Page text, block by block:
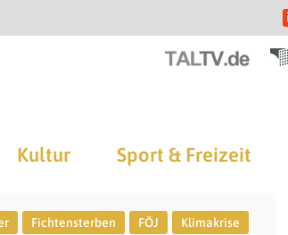
Kultur Sport & Freizeit
Fichtensterben FÖJ
Klimakrise